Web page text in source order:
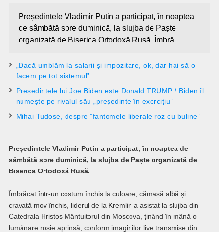
Președintele Vladimir Putin a participat, în noaptea
de sâmbătă spre duminică, la slujba de Paște
organizată de Biserica Ortodoxă Rusă. Îmbră
„Dacă umblăm la salarii și impozitare, ok, dar hai să o
facem pe tot sistemul”
Președintele lui Joe Biden este Donald TRUMP / Biden îl
numește pe rivalul său „președinte în exercițiu”
Mihai Tudose, despre ”fantomele liberale roz cu buline”
Președintele Vladimir Putin a participat, în noaptea de
sâmbătă spre duminică, la slujba de Paște organizată de
Biserica Ortodoxă Rusă.
Îmbrăcat într-un costum închis la culoare, cămașă albă și
cravată mov închis, liderul de la Kremlin a asistat la slujba din
Catedrala Hristos Mântuitorul din Moscova, ținând în mână o
lumânare roșie aprinsă, conform imaginilor live transmise din